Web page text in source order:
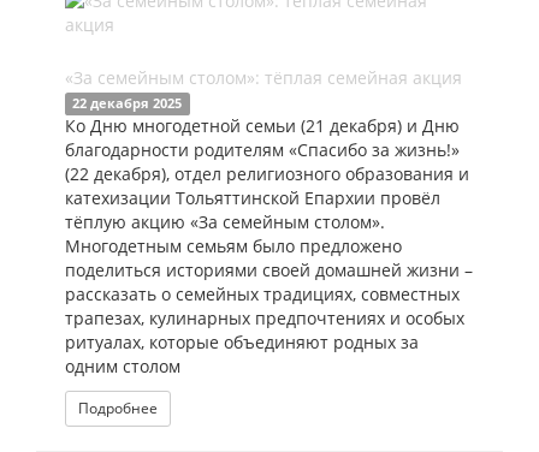
«За семейным столом»: тёплая семейная акция
22 декабря 2025
Ко Дню многодетной семьи (21 декабря) и Дню
благодарности родителям «Спасибо за жизнь!»
(22 декабря), отдел религиозного образования и
катехизации Тольяттинской Епархии провёл
тёплую акцию «За семейным столом».
Многодетным семьям было предложено
поделиться историями своей домашней жизни –
рассказать о семейных традициях, совместных
трапезах, кулинарных предпочтениях и особых
ритуалах, которые объединяют родных за
одним столом
Подробнее